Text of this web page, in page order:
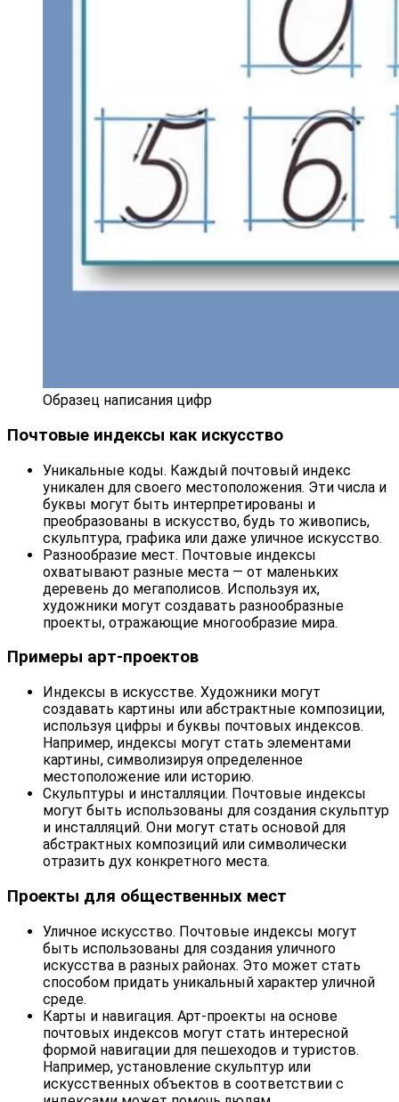
Образец написания цифр
Почтовые индексы как искусство
Уникальные коды. Каждый почтовый индекс
уникален для своего местоположения. Эти числа и
буквы могут быть интерпретированы и
преобразованы в искусство, будь то живопись,
скульптура, графика или даже уличное искусство.
Разнообразие мест. Почтовые индексы
охватывают разные места — от маленьких
деревень до мегаполисов. Используя их,
художники могут создавать разнообразные
проекты, отражающие многообразие мира.
Примеры арт-проектов
Индексы в искусстве. Художники могут
создавать картины или абстрактные композиции,
используя цифры и буквы почтовых индексов.
Например, индексы могут стать элементами
картины, символизируя определенное
местоположение или историю.
Скульптуры и инсталляции. Почтовые индексы
могут быть использованы для создания скульптур
и инсталляций. Они могут стать основой для
абстрактных композиций или символически
отразить дух конкретного места.
Проекты для общественных мест
Уличное искусство. Почтовые индексы могут
быть использованы для создания уличного
искусства в разных районах. Это может стать
способом придать уникальный характер уличной
среде.
Карты и навигация. Арт-проекты на основе
почтовых индексов могут стать интересной
формой навигации для пешеходов и туристов.
Например, установление скульптур или
искусственных объектов в соответствии с